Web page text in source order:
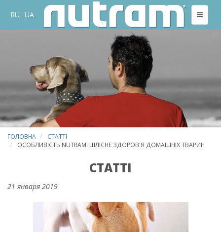
RU UA
ГОЛОВНА
СТАТТІ
ОСОБЛИВІСТЬ NUTRAM: ЦІЛІСНЕ ЗДОРОВ'Я ДОМАШНІХ ТВАРИН
СТАТТІ
21 января 2019